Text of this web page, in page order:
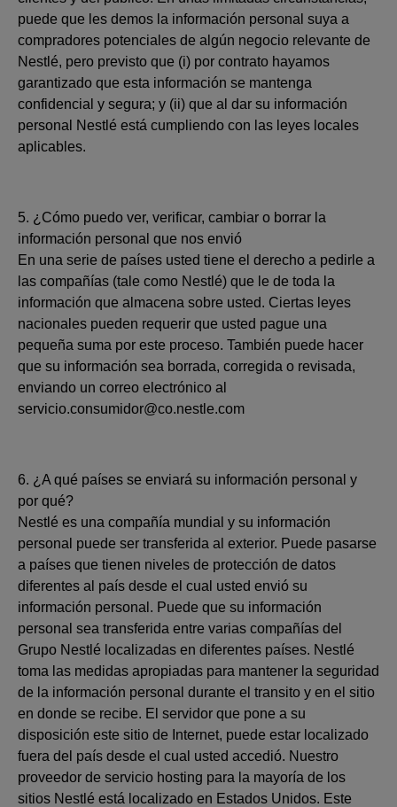
puede que les demos la información personal suya a
compradores potenciales de algún negocio relevante de
Nestlé, pero previsto que (i) por contrato hayamos
garantizado que esta información se mantenga
confidencial y segura; y (ii) que al dar su información
personal Nestlé está cumpliendo con las leyes locales
aplicables.
5. ¿Cómo puedo ver, verificar, cambiar o borrar la
información personal que nos envió
En una serie de países usted tiene el derecho a pedirle a
las compañías (tale como Nestlé) que le de toda la
información que almacena sobre usted. Ciertas leyes
nacionales pueden requerir que usted pague una
pequeña suma por este proceso. También puede hacer
que su información sea borrada, corregida o revisada,
enviando un correo electrónico al
servicio.consumidor@co.nestle.com
6. ¿A qué países se enviará su información personal y
por qué?
Nestlé es una compañía mundial y su información
personal puede ser transferida al exterior. Puede pasarse
a países que tienen niveles de protección de datos
diferentes al país desde el cual usted envió su
información personal. Puede que su información
personal sea transferida entre varias compañías del
Grupo Nestlé localizadas en diferentes países. Nestlé
toma las medidas apropiadas para mantener la seguridad
de la información personal durante el transito y en el sitio
en donde se recibe. El servidor que pone a su
disposición este sitio de Internet, puede estar localizado
fuera del país desde el cual usted accedió. Nuestro
proveedor de servicio hosting para la mayoría de los
sitios Nestlé está localizado en Estados Unidos. Este